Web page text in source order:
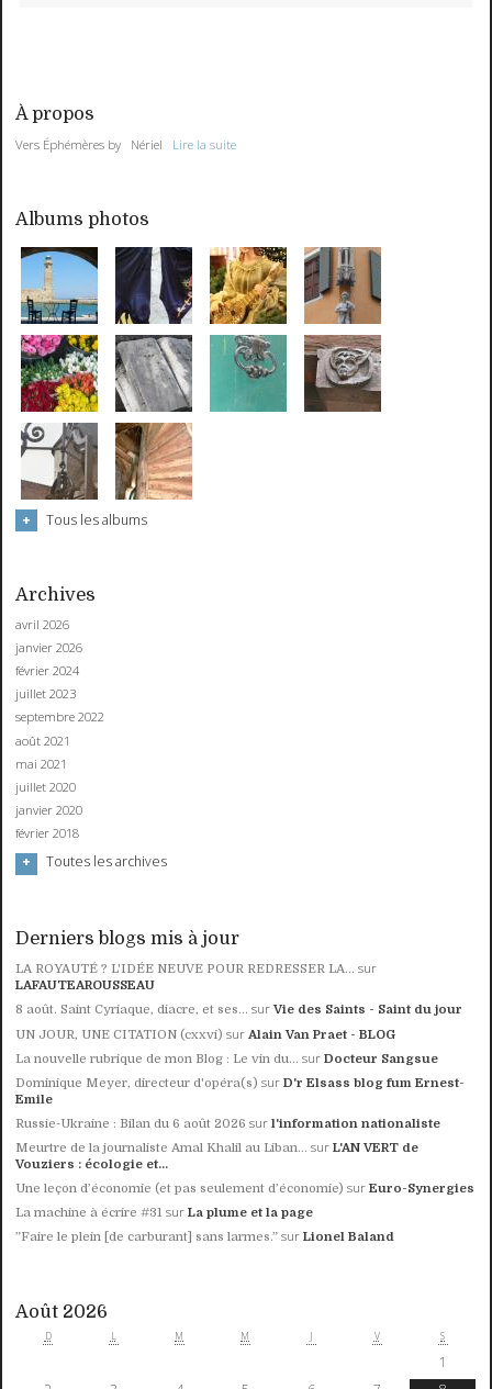
À propos
Vers Éphémères by Nériel Lire la suite
Albums photos
Tous les albums
Archives
avril 2026
janvier 2026
février 2024
juillet 2023
septembre 2022
août 2021
mai 2021
juillet 2020
janvier 2020
février 2018
Toutes les archives
Derniers blogs mis à jour
LA ROYAUTÉ ? L'IDÉE NEUVE POUR REDRESSER LA... sur
LAFAUTEAROUSSEAU
8 août. Saint Cyriaque, diacre, et ses... surVie des Saints - Saint du jour
UN JOUR, UNE CITATION (cxxvi) sur Alain Van Praet - BLOG
La nouvelle rubrique de mon Blog : Le vin du... surDocteur Sangsue
Dominique Meyer, directeur d'opéra(s) surD'r Elsass blog fum Ernest-
Emile
Russie-Ukraine : Bilan du 6 août 2026 surl'information nationaliste
Meurtre de la journaliste Amal Khalil au Liban... surL'AN VERT de
Vouziers : écologie et...
Une leçon d’économie (et pas seulement d’économie) surEuro-Synergies
La machine à écrire #31 surLa plume et la page
”Faire le plein [de carburant] sans larmes.” surLionel Baland
Août 2026
D L M M V S
1